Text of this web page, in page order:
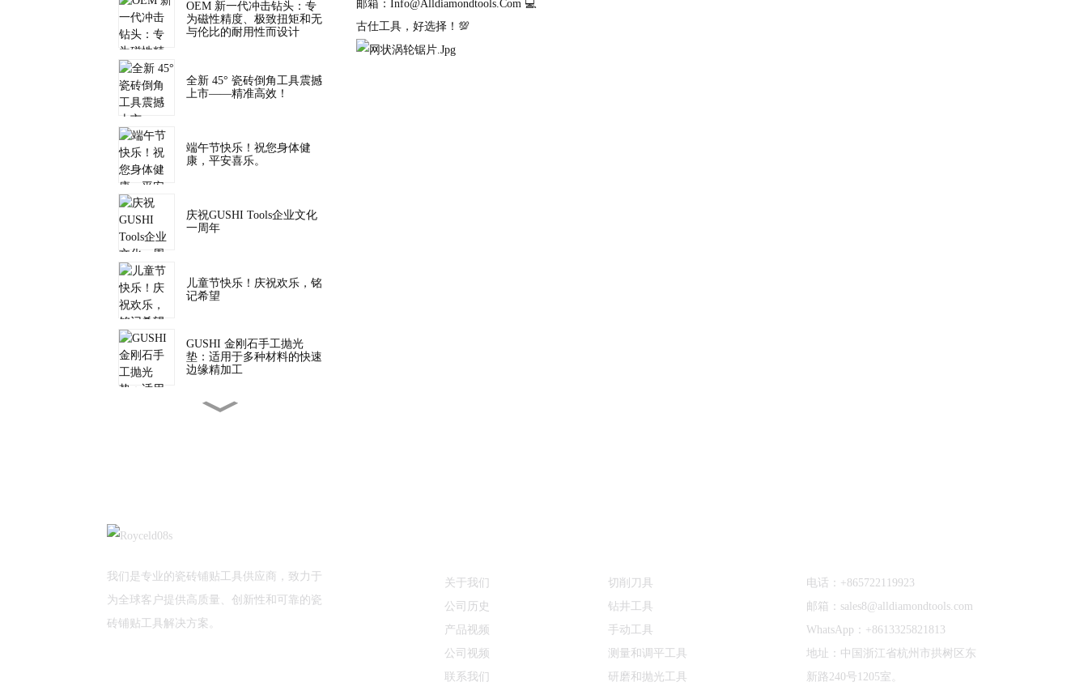
OEM 新一代冲击钻头：专
为磁性精度、极致扭矩和无
与伦比的耐用性而设计
全新 45° 瓷砖倒角工具震撼
上市——精准高效！
端午节快乐！祝您身体健
康，平安喜乐。
庆祝GUSHI Tools企业文化
一周年
儿童节快乐！庆祝欢乐，铭
记希望
GUSHI 金刚石手工抛光
垫：适用于多种材料的快速
边缘精加工
新年新气象！
邮箱：info@alldiamondtools.com 💻
古仕工具，好选择！💯
我们是专业的瓷砖铺贴工具供应商，致力于
为全球客户提供高质量、创新性和可靠的瓷
砖铺贴工具解决方案。
关于我们
公司历史
产品视频
公司视频
联系我们
切削刀具
钻井工具
手动工具
测量和调平工具
研磨和抛光工具
电话：+865722119923
邮箱：sales8@alldiamondtools.com
WhatsApp：+8613325821813
地址：中国浙江省杭州市拱树区东
新路240号1205室。